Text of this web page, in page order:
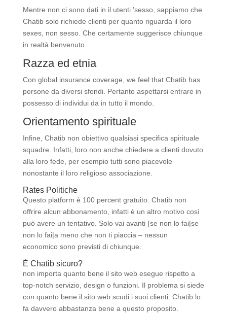
Mentre non ci sono dati in il utenti ’sesso, sappiamo che
Chatib solo richiede clienti per quanto riguarda il loro
sexes, non sesso. Che certamente suggerisce chiunque
in realtà benvenuto.
Razza ed etnia
Con global insurance coverage, we feel that Chatib has
persone da diversi sfondi. Pertanto aspettarsi entrare in
possesso di individui da in tutto il mondo.
Orientamento spirituale
Infine, Chatib non obiettivo qualsiasi specifica spirituale
squadre. Infatti, loro non anche chiedere a clienti dovuto
alla loro fede, per esempio tutti sono piacevole
nonostante il loro religioso associazione.
Rates Politiche
Questo platform è 100 percent gratuito. Chatib non
offrire alcun abbonamento, infatti è un altro motivo così
può avere un tentativo. Solo vai avanti {se non lo fai|se
non lo fai|a meno che non ti piaccia – nessun
economico sono previsti di chiunque.
È Chatib sicuro?
non importa quanto bene il sito web esegue rispetto a
top-notch servizio, design o funzioni. Il problema si siede
con quanto bene il sito web scudi i suoi clienti. Chatib lo
fa davvero abbastanza bene a questo proposito.